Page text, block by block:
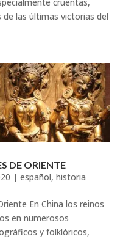
las últimas victorias del
DE ORIENTE
| español, historia
En China los reinos
en numerosos
y folklóricos,